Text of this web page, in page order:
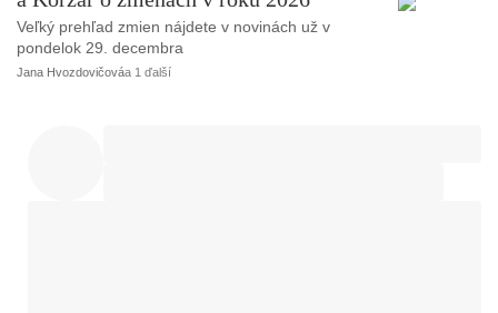
Veľký prehľad zmien nájdete v novinách už v
pondelok 29. decembra
Jana Hvozdovičováa 1 ďalší